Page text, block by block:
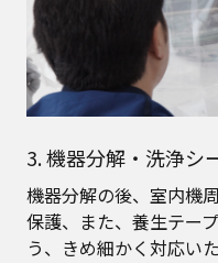
3. 機器分解・洗浄シ
機器分解の後、室内機
保護、また、養生テー
う、きめ細かく対応いた